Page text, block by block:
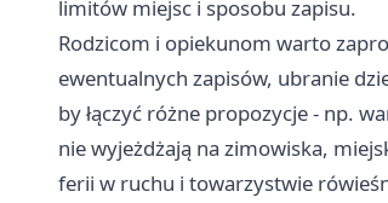
limitów miejsc i sposobu zapisu.
Rodzicom i opiekunom warto
ewentualnych zapisów, ubranie
by łączyć różne propozycje - np.
nie wyjeżdżają na zimowiska,
ferii w ruchu i towarzystwie